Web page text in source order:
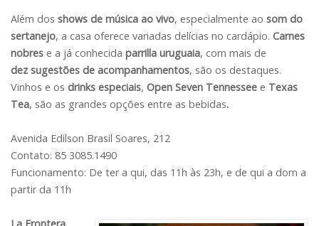
Além dos shows de música ao vivo, especialmente ao som do
sertanejo, a casa oferece variadas delícias no cardápio. Carnes
nobres e a já conhecida parrilla uruguaia, com mais de
dez sugestões de acompanhamentos, são os destaques.
Vinhos e os drinks especiais, Open Seven Tennessee e Texas
Tea, são as grandes opções entre as bebidas.
Avenida Edilson Brasil Soares, 212
Contato: 85 3085.1490
Funcionamento: De ter a qui, das 11h às 23h, e de qui a dom a
partir da 11h